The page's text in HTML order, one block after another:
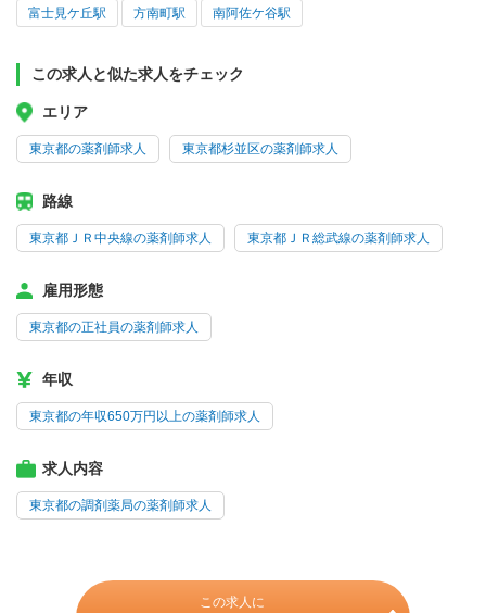
富士見ケ丘駅 方南町駅 南阿佐ケ谷駅
この求人と似た求人をチェック
エリア
東京都の薬剤師求人 東京都杉並区の薬剤師求人
路線
東京都ＪＲ中央線の薬剤師求人 東京都ＪＲ総武線の薬剤師求人
雇用形態
東京都の正社員の薬剤師求人
年収
東京都の年収650万円以上の薬剤師求人
求人内容
東京都の調剤薬局の薬剤師求人
この求人に